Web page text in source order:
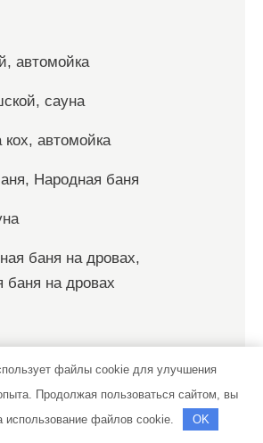
автомойка
сауна
автомойка
Народная баня
баня на дровах,
на дровах
Lake
Lake
файлы cookie для улучшения
Продолжая пользоваться сайтом, вы
использование файлов cookie.
OK